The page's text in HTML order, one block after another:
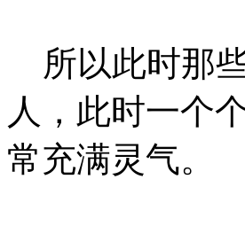
所以此时那
人，此时一个
常充满灵气。